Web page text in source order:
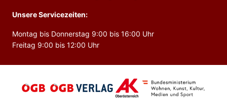
Unsere Servicezeiten:
Montag bis Donnerstag 9:00 bis 16:00 Uhr
Freitag 9:00 bis 12:00 Uhr